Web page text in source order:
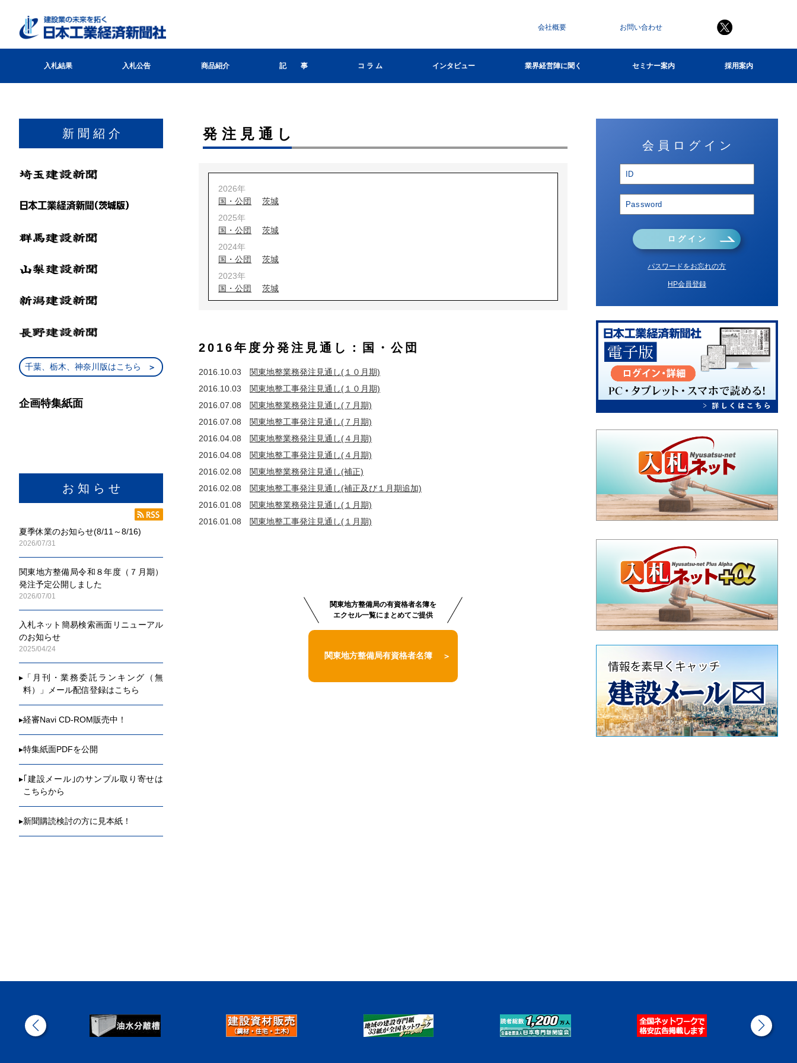
会社概要 お問い合わせ
入札結果 入札公告 商品紹介 記 事 コ ラ ム インタビュー 業界経営陣に聞く セミナー案内 採用案内
新 聞 紹 介
千葉、栃木、神奈川版はこちら
企画特集紙面
お 知 ら せ
夏季休業のお知らせ(8/11～8/16)
2026/07/31
関東地方整備局令和８年度（７月期）
発注予定公開しました
2026/07/01
入札ネット簡易検索画面リニューアル
のお知らせ
2025/04/24
▸ 「月刊・業務委託ランキング（無
料）」メール配信登録はこちら
▸経審Navi CD-ROM販売中！
▸特集紙面PDFを公開
▸ ｢建設メール｣のサンプル取り寄せは
こちらから
▸新聞購読検討の方に見本紙！
発注見通し
2026年
国・公団
茨城
2025年
国・公団
茨城
2024年
国・公団
茨城
2023年
国・公団
茨城
国・公団
茨城
埼玉
国・公団
茨城
埼玉
2019年
国・公団
茨城
埼玉
2018年
国・公団
茨城
埼玉
2017年
国・公団
茨城
埼玉
2015年
国・公団
茨城 埼玉
東京
埼玉 新潟
山梨
2016年度分発注見通し：国・公団
2016.10.03
関東地整業務発注見通し(１０月期)
2016.10.03
関東地整工事発注見通し(１０月期)
2016.07.08
関東地整業務発注見通し(７月期)
2016.07.08
関東地整工事発注見通し(７月期)
2016.04.08
関東地整業務発注見通し(４月期)
2016.04.08
関東地整工事発注見通し(４月期)
2016.02.08
関東地整業務発注見通し(補正)
2016.02.08
関東地整工事発注見通し(補正及び１月期追加)
2016.01.08
関東地整業務発注見通し(１月期)
2016.01.08
関東地整工事発注見通し(１月期)
関東地方整備局の有資格者名簿を
エクセル一覧にまとめてご提供
関東地方整備局有資格者名簿
会 員 ロ グ イ ン
ロ グ イ ン
パスワードをお忘れの方
HP会員登録